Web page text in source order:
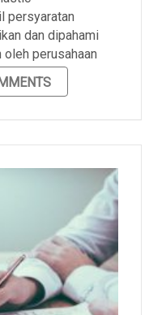
persyaratan
dan dipahami
perusahaan